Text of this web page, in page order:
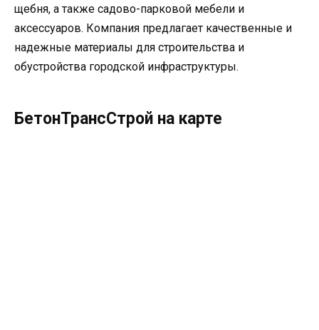
щебня, а также садово-парковой мебели и
аксессуаров. Компания предлагает качественные и
надежные материалы для строительства и
обустройства городской инфраструктуры.
БетонТрансСтрой на карте